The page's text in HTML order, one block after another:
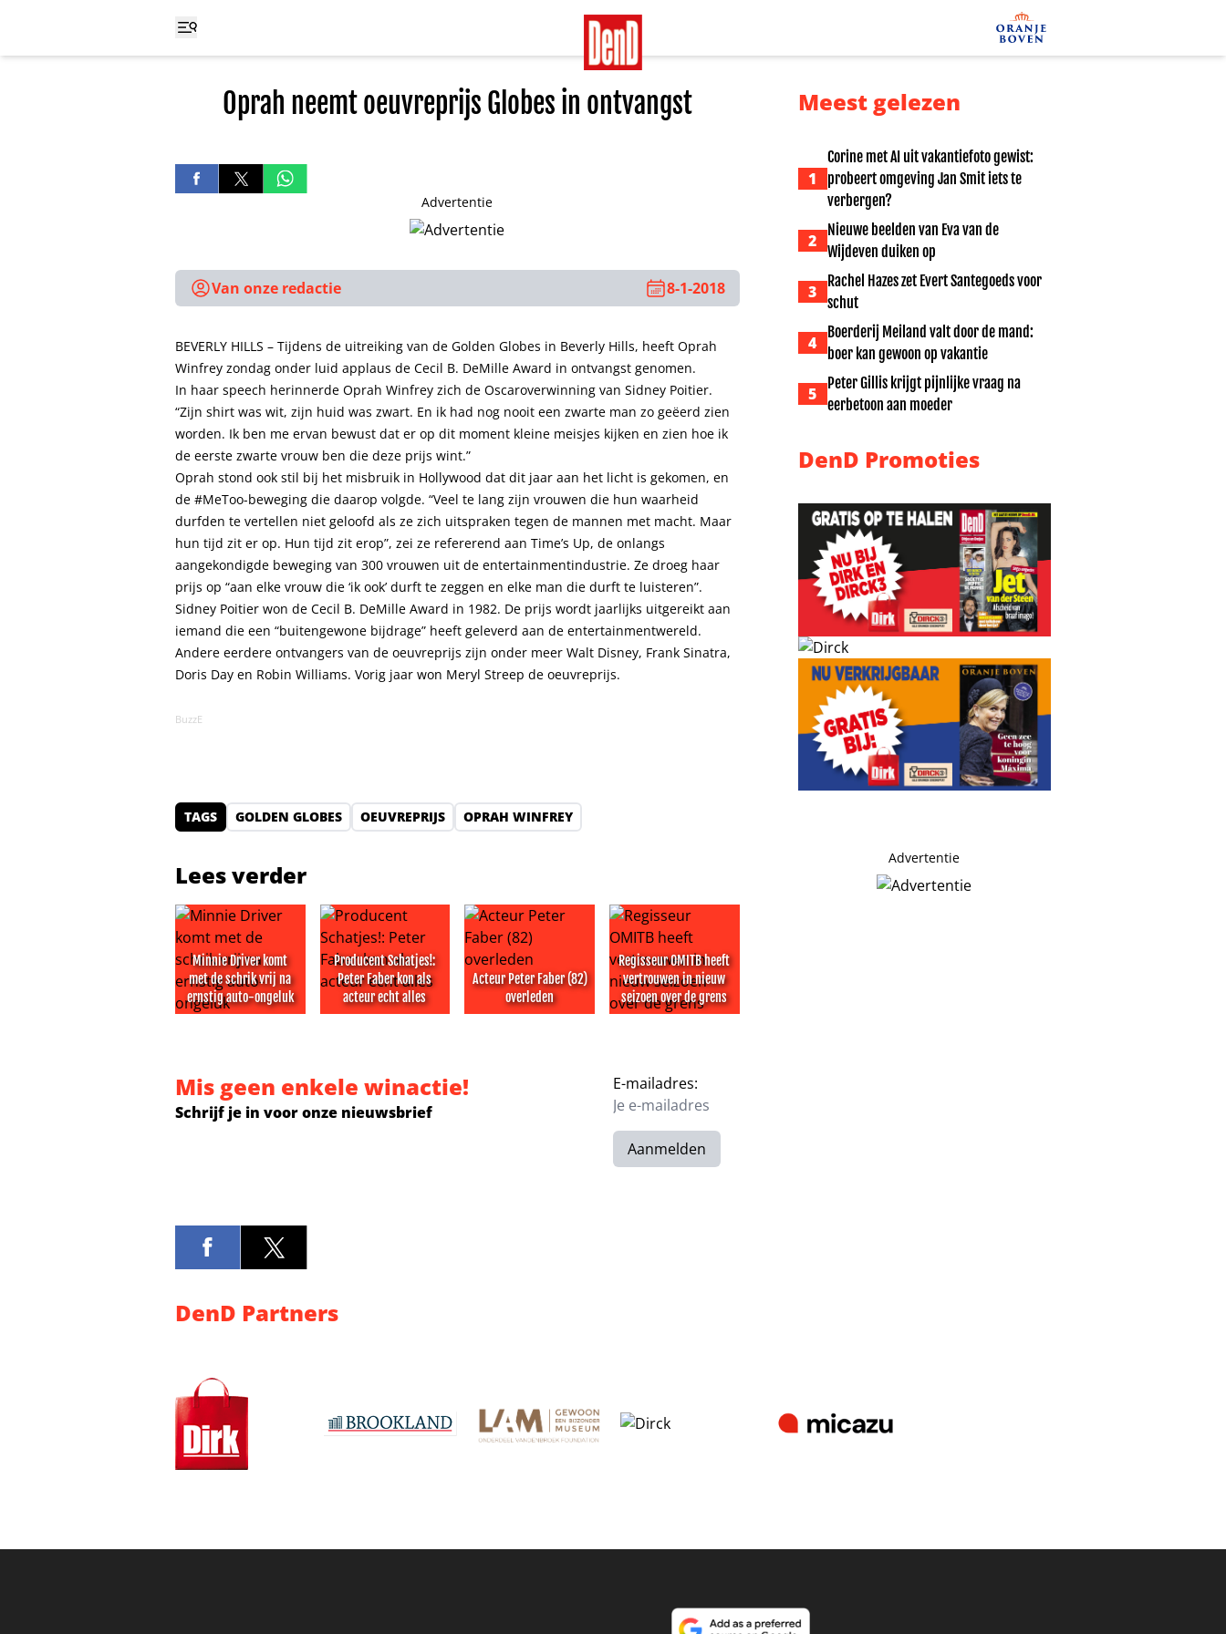
Oprah neemt oeuvreprijs Globes in ontvangst
Advertentie
Van onze redactie 8-1-2018
BEVERLY HILLS – Tijdens de uitreiking van de Golden Globes in Beverly Hills, heeft Oprah
Winfrey zondag onder luid applaus de Cecil B. DeMille Award in ontvangst genomen.
In haar speech herinnerde Oprah Winfrey zich de Oscaroverwinning van Sidney Poitier.
“Zijn shirt was wit, zijn huid was zwart. En ik had nog nooit een zwarte man zo geëerd zien
worden. Ik ben me ervan bewust dat er op dit moment kleine meisjes kijken en zien hoe ik
de eerste zwarte vrouw ben die deze prijs wint.”
Oprah stond ook stil bij het misbruik in Hollywood dat dit jaar aan het licht is gekomen, en
de #MeToo-beweging die daarop volgde. “Veel te lang zijn vrouwen die hun waarheid
durfden te vertellen niet geloofd als ze zich uitspraken tegen de mannen met macht. Maar
hun tijd zit er op. Hun tijd zit erop”, zei ze refererend aan Time’s Up, de onlangs
aangekondigde beweging van 300 vrouwen uit de entertainmentindustrie. Ze droeg haar
prijs op “aan elke vrouw die ‘ik ook’ durft te zeggen en elke man die durft te luisteren”.
Sidney Poitier won de Cecil B. DeMille Award in 1982. De prijs wordt jaarlijks uitgereikt aan
iemand die een “buitengewone bijdrage” heeft geleverd aan de entertainmentwereld.
Andere eerdere ontvangers van de oeuvreprijs zijn onder meer Walt Disney, Frank Sinatra,
Doris Day en Robin Williams. Vorig jaar won Meryl Streep de oeuvreprijs.
BuzzE
TAGS GOLDEN GLOBES OEUVREPRIJS OPRAH WINFREY
Lees verder
Minnie Driver komt
met de schrik vrij na
ernstig auto-ongeluk
Producent Schatjes!:
Peter Faber kon als
acteur echt alles
Acteur Peter Faber (82)
overleden
Regisseur OMITB heeft
vertrouwen in nieuw
seizoen over de grens
Meest gelezen
1
Corine met AI uit vakantiefoto gewist:
probeert omgeving Jan Smit iets te
verbergen?
2
Nieuwe beelden van Eva van de
Wijdeven duiken op
3
Rachel Hazes zet Evert Santegoeds voor
schut
4
Boerderij Meiland valt door de mand:
boer kan gewoon op vakantie
5
Peter Gillis krijgt pijnlijke vraag na
eerbetoon aan moeder
DenD Promoties
Advertentie
Mis geen enkele winactie!
Schrijf je in voor onze nieuwsbrief
E-mailadres:
Aanmelden
DenD Partners